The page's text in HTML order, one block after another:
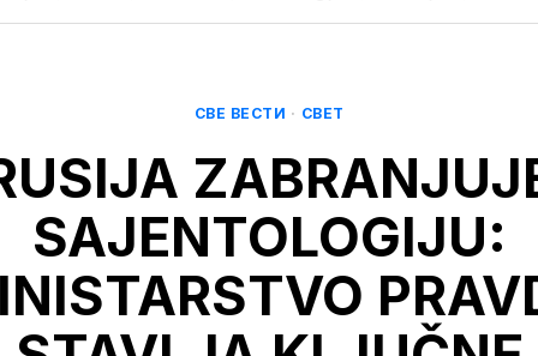
СВЕ ВЕСТИ · СВЕТ
SAJENTOLOGIJU: